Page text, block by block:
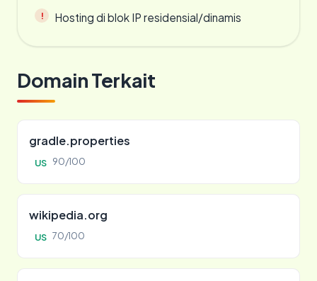
Hosting di blok IP residensial/dinamis
Domain Terkait
gradle.properties
US 90/100
wikipedia.org
US 70/100